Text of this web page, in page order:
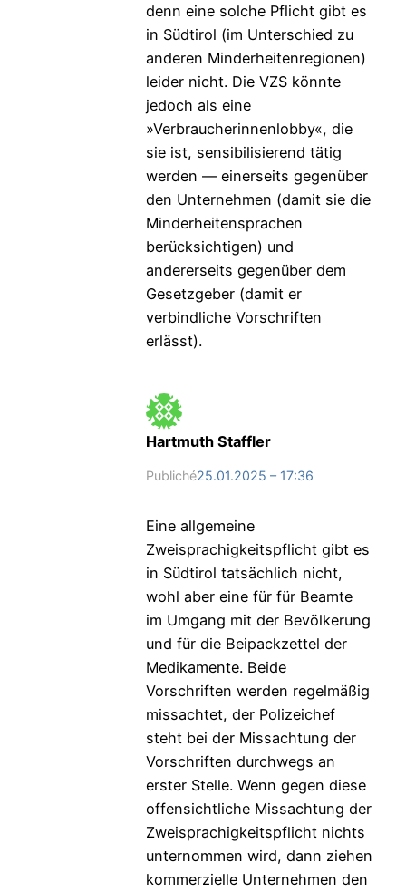
denn eine solche Pflicht gibt es
in Südtirol (im Unterschied zu
anderen Minderheitenregionen)
leider nicht. Die VZS könnte
jedoch als eine
»Verbraucherinnenlobby«, die
sie ist, sensibilisierend tätig
werden — einerseits gegenüber
den Unternehmen (damit sie die
Minderheitensprachen
berücksichtigen) und
andererseits gegenüber dem
Gesetzgeber (damit er
verbindliche Vorschriften
erlässt).
Hartmuth Staffler
Publiché25.01.2025 – 17:36
Eine allgemeine
Zweisprachigkeitspflicht gibt es
in Südtirol tatsächlich nicht,
wohl aber eine für für Beamte
im Umgang mit der Bevölkerung
und für die Beipackzettel der
Medikamente. Beide
Vorschriften werden regelmäßig
missachtet, der Polizeichef
steht bei der Missachtung der
Vorschriften durchwegs an
erster Stelle. Wenn gegen diese
offensichtliche Missachtung der
Zweisprachigkeitspflicht nichts
unternommen wird, dann ziehen
kommerzielle Unternehmen den